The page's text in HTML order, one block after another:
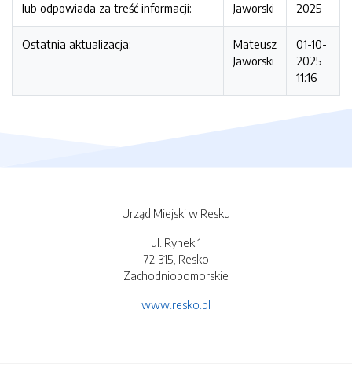
lub odpowiada za treść informacji:
Jaworski
2025
Ostatnia aktualizacja:
Mateusz
Jaworski
01-10-
2025
11:16
Urząd Miejski w Resku
ul. Rynek 1
72-315, Resko
Zachodniopomorskie
www.resko.pl